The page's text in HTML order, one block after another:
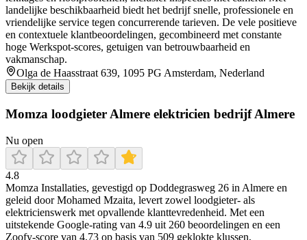
landelijke beschikbaarheid biedt het bedrijf snelle, professionele en
vriendelijke service tegen concurrerende tarieven. De vele positieve
en contextuele klantbeoordelingen, gecombineerd met constante
hoge Werkspot-scores, getuigen van betrouwbaarheid en
vakmanschap.
Olga de Haasstraat 639, 1095 PG Amsterdam, Nederland
Bekijk details
Momza loodgieter Almere elektricien bedrijf Almere
Nu open
4.8
Momza Installaties, gevestigd op Doddegrasweg 26 in Almere en
geleid door Mohamed Mzaita, levert zowel loodgieter- als
elektricienswerk met opvallende klanttevredenheid. Met een
uitstekende Google-rating van 4.9 uit 260 beoordelingen en een
Zoofy-score van 4.73 op basis van 509 geklokte klussen,